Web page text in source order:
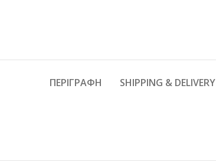
ΠΕΡΙΓΡΑΦΉ SHIPPING & DELIVERY